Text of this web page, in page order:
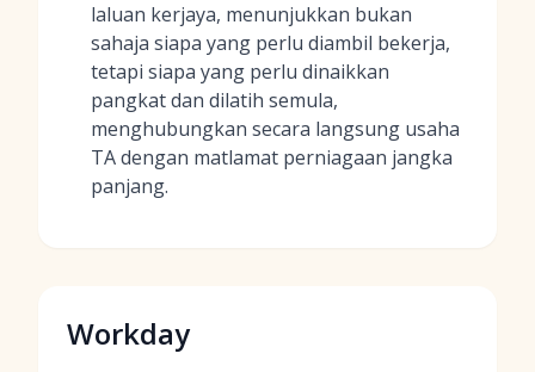
laluan kerjaya, menunjukkan bukan
sahaja siapa yang perlu diambil bekerja,
tetapi siapa yang perlu dinaikkan
pangkat dan dilatih semula,
menghubungkan secara langsung usaha
TA dengan matlamat perniagaan jangka
panjang.
Workday